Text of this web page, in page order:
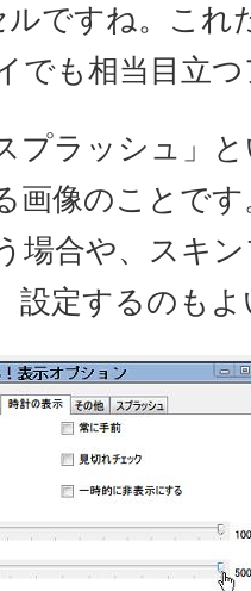
ルですね。これ
でも相当目立
プラッシュ」
画像のことで
場合や、スキ
設定するのも